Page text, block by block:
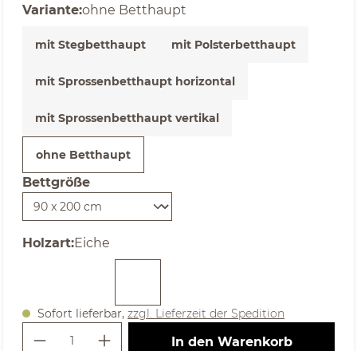
Variante:ohne Betthaupt
mit Stegbetthaupt mit Polsterbetthaupt
mit Sprossenbetthaupt horizontal
mit Sprossenbetthaupt vertikal
ohne Betthaupt
Bettgröße
auswählen
Holzartauswählen
:Eiche
Sofort lieferbar, zzgl. Lieferzeit der Spedition
Produkt Anzahl: Gib den
In den Warenkorb